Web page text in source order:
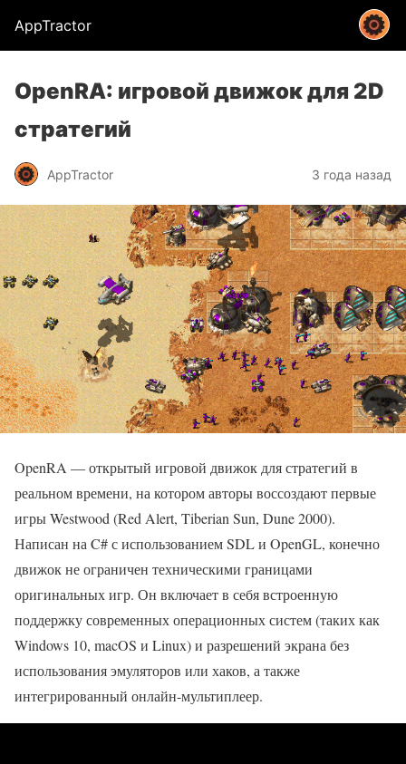
AppTractor
OpenRA: игровой движок для 2D
стратегий
AppTractor 3 года назад
OpenRA — открытый игровой движок для стратегий в
реальном времени, на котором авторы воссоздают первые
игры Westwood (Red Alert, Tiberian Sun, Dune 2000).
Написан на C# с использованием SDL и OpenGL, конечно
движок не ограничен техническими границами
оригинальных игр. Он включает в себя встроенную
поддержку современных операционных систем (таких как
Windows 10, macOS и Linux) и разрешений экрана без
использования эмуляторов или хаков, а также
интегрированный онлайн-мультиплеер.